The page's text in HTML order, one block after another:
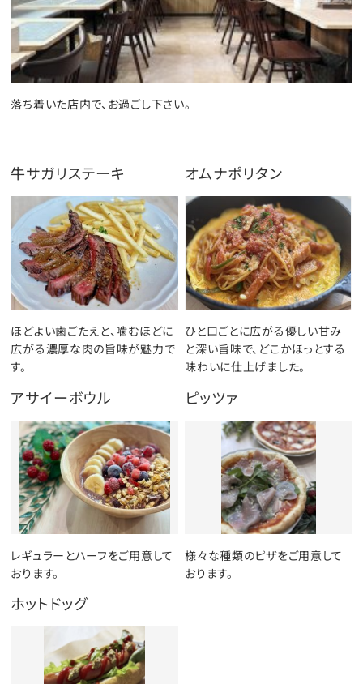
落ち着いた店内で、お過ごし下さい。
牛サガリステーキ
ほどよい歯ごたえと、噛むほどに
広がる濃厚な肉の旨味が魅力で
す。
オムナポリタン
ひと口ごとに広がる優しい甘み
と深い旨味で、どこかほっとする
味わいに仕上げました。
アサイーボウル
レギュラーとハーフをご用意して
おります。
ピッツァ
様々な種類のピザをご用意して
おります。
ホットドッグ